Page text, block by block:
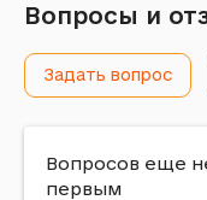
Вопросы и
Задать вопрос
Вопросов еще
первым